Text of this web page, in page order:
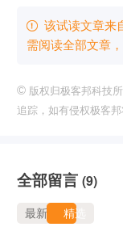
 该试读文章来
需阅读全部文章
© 版权归极客邦科技
追踪，如有侵权极客邦
全部留言 (9)
最新 精选